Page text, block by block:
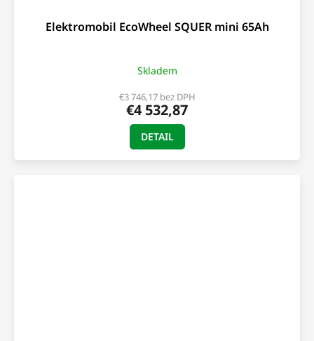
Elektromobil EcoWheel SQUER mini 65Ah
Skladem
€3 746,17 bez DPH
€4 532,87
DETAIL